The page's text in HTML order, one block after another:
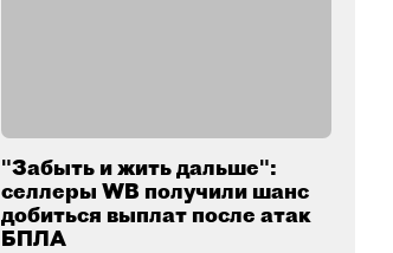
"Забыть и жить дальше":
селлеры WB получили шанс
добиться выплат после атак
БПЛА